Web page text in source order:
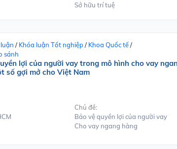
Sở hữu trí tuệ
/ Khóa luận Tốt nghiệp/ Khoa Quốc tế/
sánh
lợi của người vay trong mô hình cho vay
số gợi mở cho Việt Nam
Chủ đề:
Bảo vệ quyền lợi của người vay
Cho vay ngang hàng